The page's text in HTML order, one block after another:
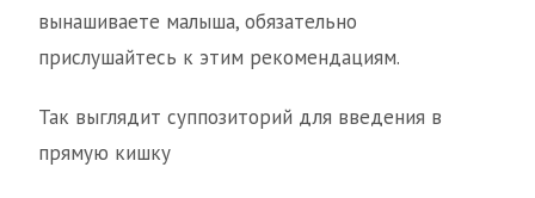
вынашиваете малыша, обязательно
прислушайтесь к этим рекомендациям.
Так выглядит суппозиторий для введения в
прямую кишку